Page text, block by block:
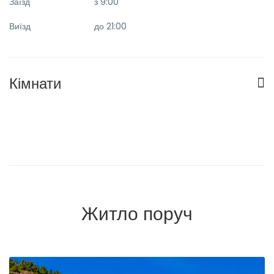
Виїзд
до 21:00
Кімнати
Житло поруч